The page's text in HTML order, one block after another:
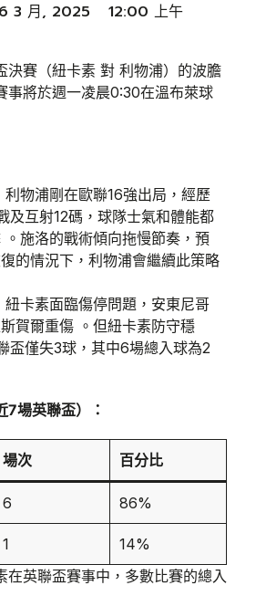
3 月, 2025
12:00 上午
決賽（紐卡素 對 利物浦）的波膽
事將於週一凌晨0:30在溫布萊球
利物浦剛在歐聯16強出局，經歷
及互射12碼，球隊士氣和體能都
。施洛的戰術傾向拖慢節奏，預
的情況下，利物浦會繼續此策略
紐卡素面臨傷停問題，安東尼哥
賀爾重傷 。但紐卡素防守穩
盃僅失3球，其中6場總入球為2
7場英聯盃）：
場次 百分比
6 86%
1
14%
在英聯盃賽事中，多數比賽的總入